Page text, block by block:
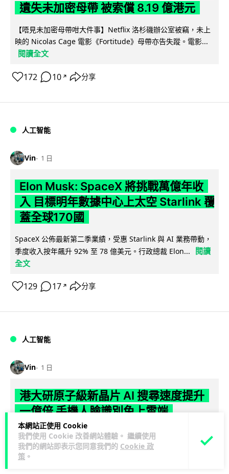
本網站正使用 Cookie
我們使用 Cookie 改善網站體驗。 繼續使用
我們的網站即表示您同意我們的 Cookie 政
策 。
遺失未加密母帶 被索償 8.19 億港元
【唔見未加密母帶咁大件事】Netflix 洛杉磯辦公室被竊，未上
映的 Nicolas Cage 電影《Fortitude》母帶亦告失蹤。電影...
閱讀全文
172 10 ↗ 分享
人工智能
Vin 1 日
Elon Musk: SpaceX 將挑戰萬億年收
入 目標明年數據中心上太空 Starlink 覆
蓋全球170國
SpaceX 公佈最新第二季業績，受惠 Starlink 與 AI 業務帶動，
季度收入按年飆升 92% 至 78 億美元。行政總裁 Elon...
閱讀
全文
129 17 ↗ 分享
人工智能
Vin 1 日
港大研原子級新晶片 AI 搜尋速度提升
一億倍 手機人臉識別免上雲端
香港大學團隊成功研發原子級厚度的「模擬存內搜尋」晶片，
比傳統 CPU 搜尋速度快約 1 億倍，延遲低至 36 皮秒（即
0.00000000...